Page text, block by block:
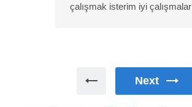
çalışmak isterim iyi çalışmalar
Next